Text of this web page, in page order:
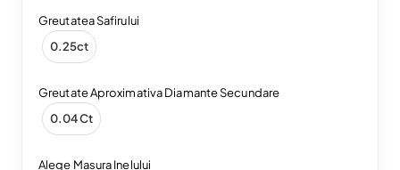
Greutatea Safirului
0.25ct
Greutate Aproximativa Diamante Secundare
0.04 Ct
Alege Masura Inelului